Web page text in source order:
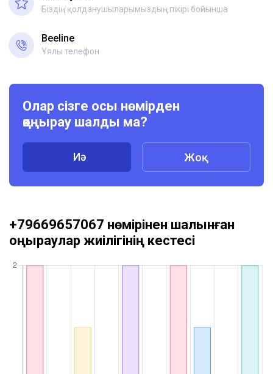
Біздің қолданушыларымыздың пікірі бойынша
Beeline
Ұялы телефон
Олар сізге осы нөмірден
қоңырау шалды ма?
Иә Жоқ
+79669657067 нөмірінен шалынған
қоңыраулар жиілігінің кестесі